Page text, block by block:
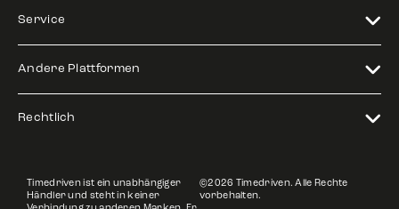
Service
Andere Plattformen
Rechtlich
Timedriven ist ein unabhängiger
Händler und steht in keiner
©2026 Timedriven. Alle Rechte
vorbehalten.